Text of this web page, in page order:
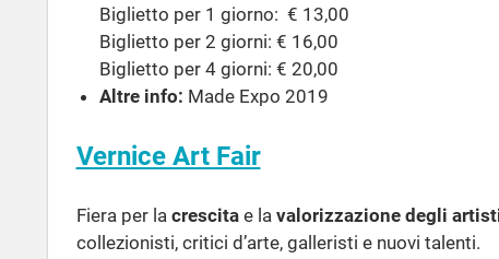
Biglietto per 1 giorno: € 13,00
Biglietto per 2 giorni: € 16,00
Biglietto per 4 giorni: € 20,00
Altre info: Made Expo 2019
Vernice Art Fair
Fiera per la crescitae la valorizzazione degli
collezionisti, critici d’arte, galleristi e nuovi talenti.